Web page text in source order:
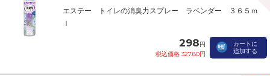
エステー トイレの消臭力スプレー ラベンダー ３６５ｍ
ｌ
298円
税込価格 327.80円
カートに
追加する